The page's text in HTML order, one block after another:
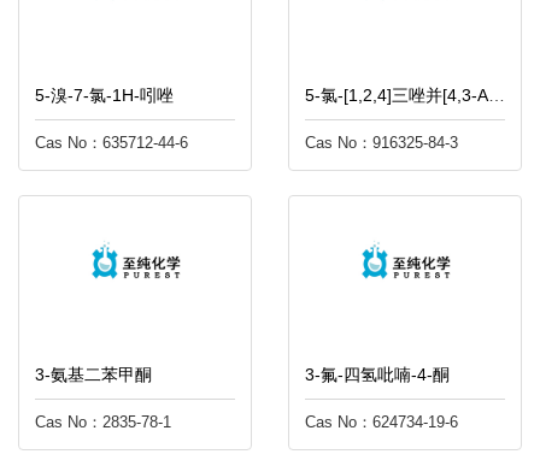
5-溴-7-氯-1H-吲唑
Cas No：635712-44-6
5-氯-[1,2,4]三唑并[4,3-A]嘧啶-7-甲酸乙酯
Cas No：916325-84-3
3-氨基二苯甲酮
Cas No：2835-78-1
3-氟-四氢吡喃-4-酮
Cas No：624734-19-6